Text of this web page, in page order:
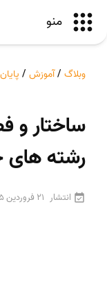
منو
وبلاگ /آموزش /
ساختار و
رشته های
انتشار 21 فروردین 1405